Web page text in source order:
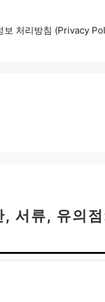
보 처리방침 (Privacy
, 서류, 유의